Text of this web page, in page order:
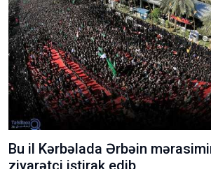
Bu il Kərbəlada Ərbəin
ziyarətçi iştirak edib